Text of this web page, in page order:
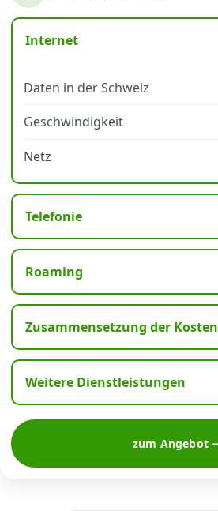
Datenschutz
Internet
Daten in der Schweiz
Geschwindigkeit
Netz
Telefonie
Roaming
Zusammensetzung der Kosten
Weitere Dienstleistungen
zum Angebot